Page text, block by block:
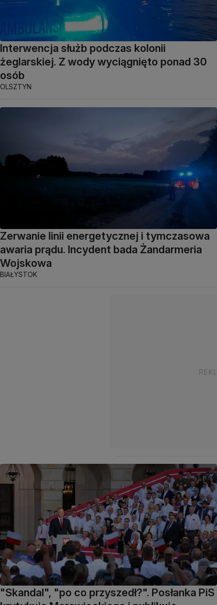
Interwencja służb podczas kolonii
żeglarskiej. Z wody wyciągnięto ponad 30
osób
OLSZTYN
Zerwanie linii energetycznej i tymczasowa
awaria prądu. Incydent bada Żandarmeria
Wojskowa
BIAŁYSTOK
"Skandal", "po co przyszedł?". Posłanka PiS